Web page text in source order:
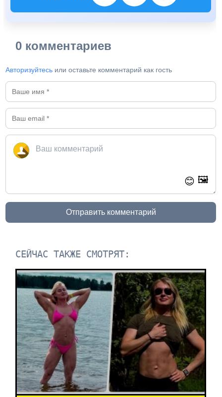
0 комментариев
Авторизуйтесь или оставьте комментарий как гость
😊 🖼️
Отправить комментарий
СЕЙЧАС ТАКЖЕ СМОТРЯТ: